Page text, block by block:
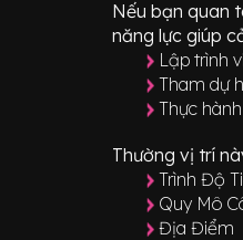
Nếu bạn quan
năng lực giúp
Lập trình
Tham dự
Thực
Thường vị trí
Trình Độ
Quy Mô
Địa Điểm